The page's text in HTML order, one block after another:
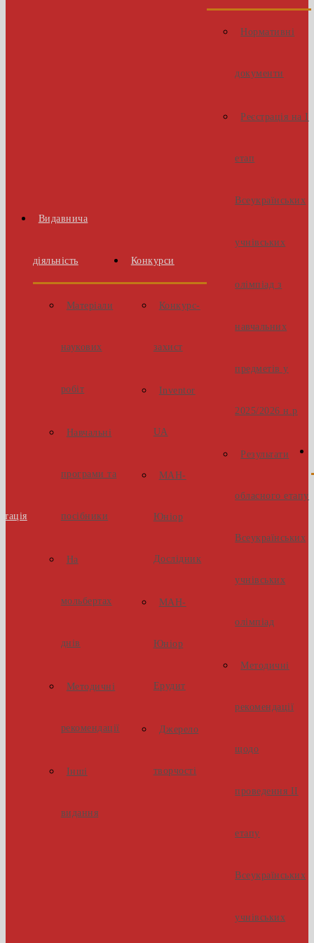
Видавнича
діяльність
Матеріали
наукових
робіт
Навчальні
програми та
посібники
На
мольбертах
днів
Методичні
рекомендації
Інші
видання
Конкурси
Конкурс-
захист
Inventor
UA
МАН-
Юніор
Дослідник
МАН-
Юніор
Ерудит
Джерело
творчості
Нормативні
документи
Реєстрація на І
етап
Всеукраїнських
учнівських
олімпіад з
навчальних
предметів у
2025/2026 н.р
Результати
обласного етапу
Всеукраїнських
учнівських
олімпіад
Методичні
рекомендації
щодо
проведення ІІ
етапу
Всеукраїнських
учнівських